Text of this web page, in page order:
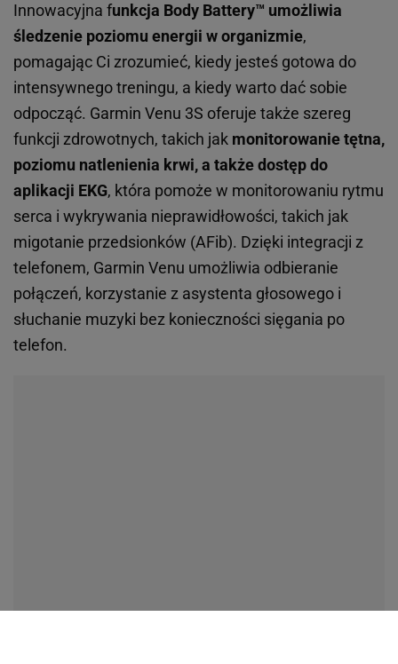
Innowacyjna funkcja Body Battery™ umożliwia
śledzenie poziomu energii w organizmie,
pomagając Ci zrozumieć, kiedy jesteś gotowa do
intensywnego treningu, a kiedy warto dać sobie
odpocząć. Garmin Venu 3S oferuje także szereg
funkcji zdrowotnych, takich jak monitorowanie tętna,
poziomu natlenienia krwi, a także dostęp do
aplikacji EKG, która pomoże w monitorowaniu rytmu
serca i wykrywania nieprawidłowości, takich jak
migotanie przedsionków (AFib). Dzięki integracji z
telefonem, Garmin Venu umożliwia odbieranie
połączeń, korzystanie z asystenta głosowego i
słuchanie muzyki bez konieczności sięgania po
telefon.